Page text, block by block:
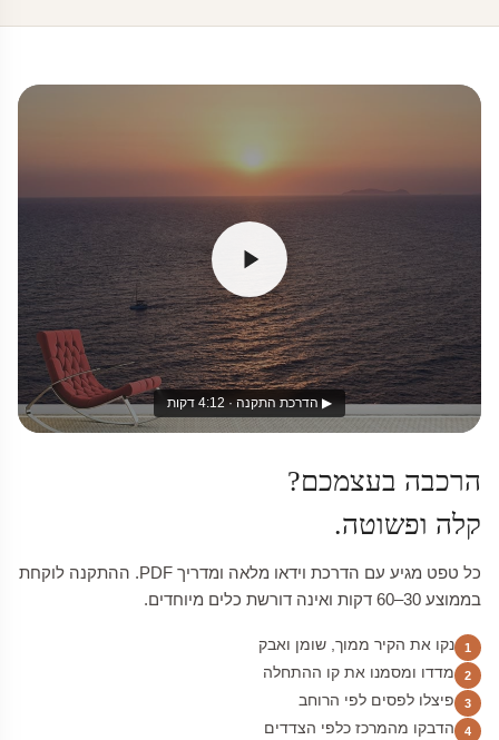
▶ הדרכת התקנה · 4:12 דקות
הרכבה בעצמכם?
קלה ופשוטה.
כל טפט מגיע עם הדרכת וידאו מלאה ומדריך PDF. ההתקנה לוקחת
בממוצע 30–60 דקות ואינה דורשת כלים מיוחדים.
1 נקו את הקיר ממוך, שומן ואבק
2 מדדו ומסמנו את קו ההתחלה
3 פיצלו לפסים לפי הרוחב
4 הדבקו מהמרכז כלפי הצדדים